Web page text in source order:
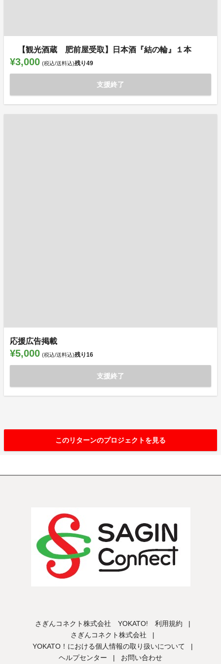
【観光酒蔵 肥前屋受取】日本酒『結の輪』１本
¥3,000 (税込/送料込)残り49
支援終了
応援広告掲載
¥5,000 (税込/送料込)残り16
支援終了
このリターンのプロジェクトを見る
さぎんコネクト株式会社 YOKATO! 利用規約
|
さぎんコネクト株式会社
|
YOKATO！における個人情報の取り扱いについて
|
ヘルプセンター
| お問い合わせ